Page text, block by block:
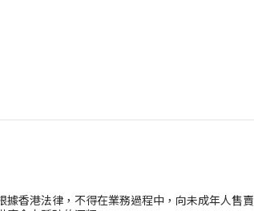
據香港法律，不得在業務過程中，向未成年人售賣